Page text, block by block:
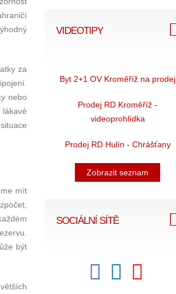
za
nebo
lákavé
mít
být
VIDEOTIPY
Byt 2+1 OV Kroměříž na prodej
Prodej RD Kroměříž -
videoprohlídka
Prodej RD Hulín - Chrášťany
Zobrazit seznam
SOCIÁLNÍ SÍTĚ